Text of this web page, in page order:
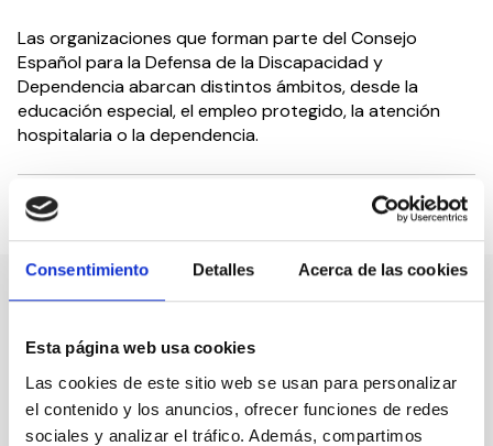
Consentimiento Detalles Acerca de las cookies
Esta página web usa cookies
Las cookies de este sitio web se usan para personalizar
el contenido y los anuncios, ofrecer funciones de redes
sociales y analizar el tráfico. Además, compartimos
Las organizaciones que forman parte del Consejo
Español para la Defensa de la Discapacidad y
Dependencia abarcan distintos ámbitos, desde la
educación especial, el empleo protegido, la atención
hospitalaria o la dependencia.
Compartir en:
Nuestro canal de Youtube
Todas las jornadas CEDDD, el podcast ‘El Rincón
Social’ y mucho más en formato audiovisual a un
solo clic.